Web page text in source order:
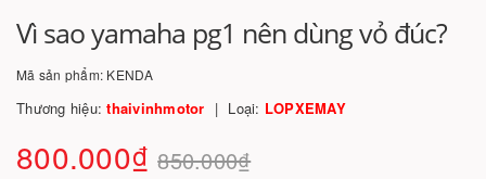
Vì sao yamaha pg1 nên dùng vỏ đúc?
Mã sản phẩm: KENDA
Thương hiệu:thaivinhmotor Loại: LOPXEMAY
800.000₫ 850.000₫